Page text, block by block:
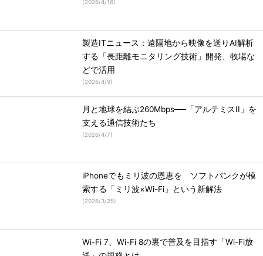
(2026/4/16)
製造ITニュース：遠隔地から映像を送りAI解析
する「長距離モニタリング技術」開発、牧場な
どで活用
(2026/4/9)
月と地球を結ぶ260Mbps──「アルテミスII」を
支える通信技術たち
(2026/4/7)
iPhoneでもミリ波の恩恵を ソフトバンクが模
索する「ミリ波×Wi-Fi」という新解法
(2026/3/25)
Wi-Fi 7、Wi-Fi 8の裏で普及を目指す「Wi-Fi放